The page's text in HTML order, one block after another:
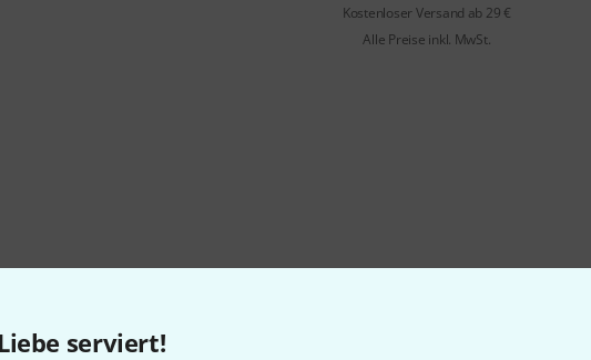
serviert!
Kostenloser Versand ab 29 €
Alle Preise inkl. MwSt.